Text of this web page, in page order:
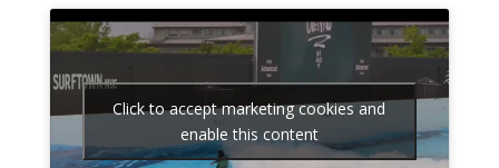
Click to accept marketing cookies and
enable this content